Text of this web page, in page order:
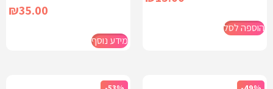
הוספה לסל
₪35.00
מידע נוסף